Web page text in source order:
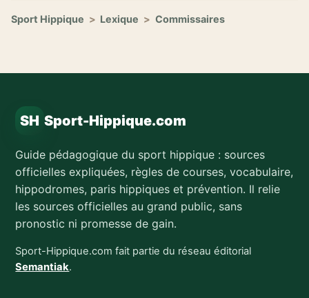
Sport Hippique > Lexique > Commissaires
SH Sport-Hippique.com
Guide pédagogique du sport hippique : sources
officielles expliquées, règles de courses, vocabulaire,
hippodromes, paris hippiques et prévention. Il relie
les sources officielles au grand public, sans
pronostic ni promesse de gain.
Sport-Hippique.com fait partie du réseau éditorial
Semantiak.